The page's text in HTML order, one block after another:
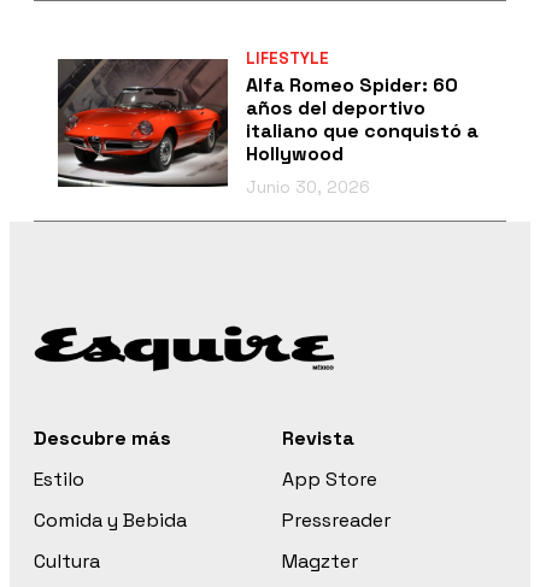
LIFESTYLE
Alfa Romeo Spider: 60
años del deportivo
italiano que conquistó a
Hollywood
Junio 30, 2026
Descubre más
Estilo
Comida y Bebida
Cultura
Revista
App Store
Pressreader
Magzter